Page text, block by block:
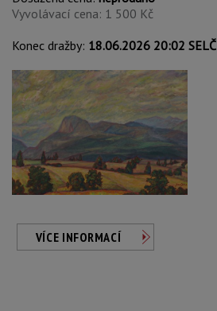
Vyvolávací cena: 1 500 Kč
Konec dražby: 18.06.2026 20:02 SELČ
VÍCE INFORMACÍ